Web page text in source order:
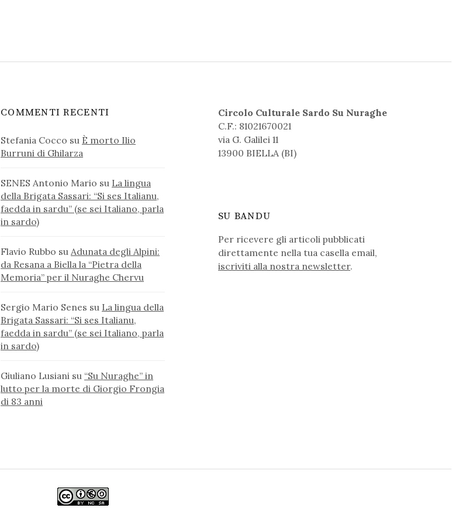
COMMENTI RECENTI
Stefania Cocco su È morto Ilio
Burruni di Ghilarza
SENES Antonio Mario su La lingua
della Brigata Sassari: “Si ses Italianu,
faedda in sardu” (se sei Italiano, parla
in sardo)
Flavio Rubbo su Adunata degli Alpini:
da Resana a Biella la “Pietra della
Memoria” per il Nuraghe Chervu
Sergio Mario Senes su La lingua della
Brigata Sassari: “Si ses Italianu,
faedda in sardu” (se sei Italiano, parla
in sardo)
Giuliano Lusiani su “Su Nuraghe” in
lutto per la morte di Giorgio Frongia
di 83 anni
Circolo Culturale Sardo Su Nuraghe
C.F.: 81021670021
via G. Galilei 11
13900 BIELLA (BI)
SU BANDU
Per ricevere gli articoli pubblicati
direttamente nella tua casella email,
iscriviti alla nostra newsletter.